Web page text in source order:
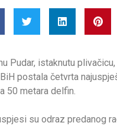
Pudar, istaknutu
postala četvrta
50 metara delfin.
su odraz predanog